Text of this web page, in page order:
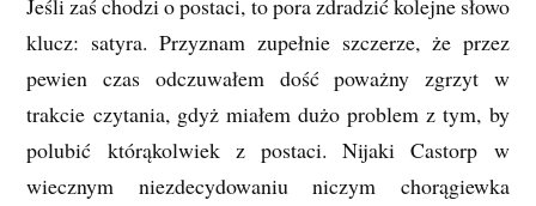
Jeśli zaś chodzi o postaci, to pora zdradzić kolejne słowo
klucz: satyra. Przyznam zupełnie szczerze, że przez
pewien czas odczuwałem dość poważny zgrzyt w
trakcie czytania, gdyż miałem dużo problem z tym, by
polubić którąkolwiek z postaci. Nijaki Castorp w
wiecznym niezdecydowaniu niczym chorągiewka